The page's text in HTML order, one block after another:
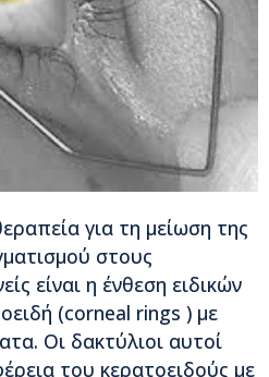
για τη μείωση της
στους
είναι η ένθεση ειδικών
(corneal rings ) με
Οι δακτύλιοι αυτοί
του κερατοειδούς με